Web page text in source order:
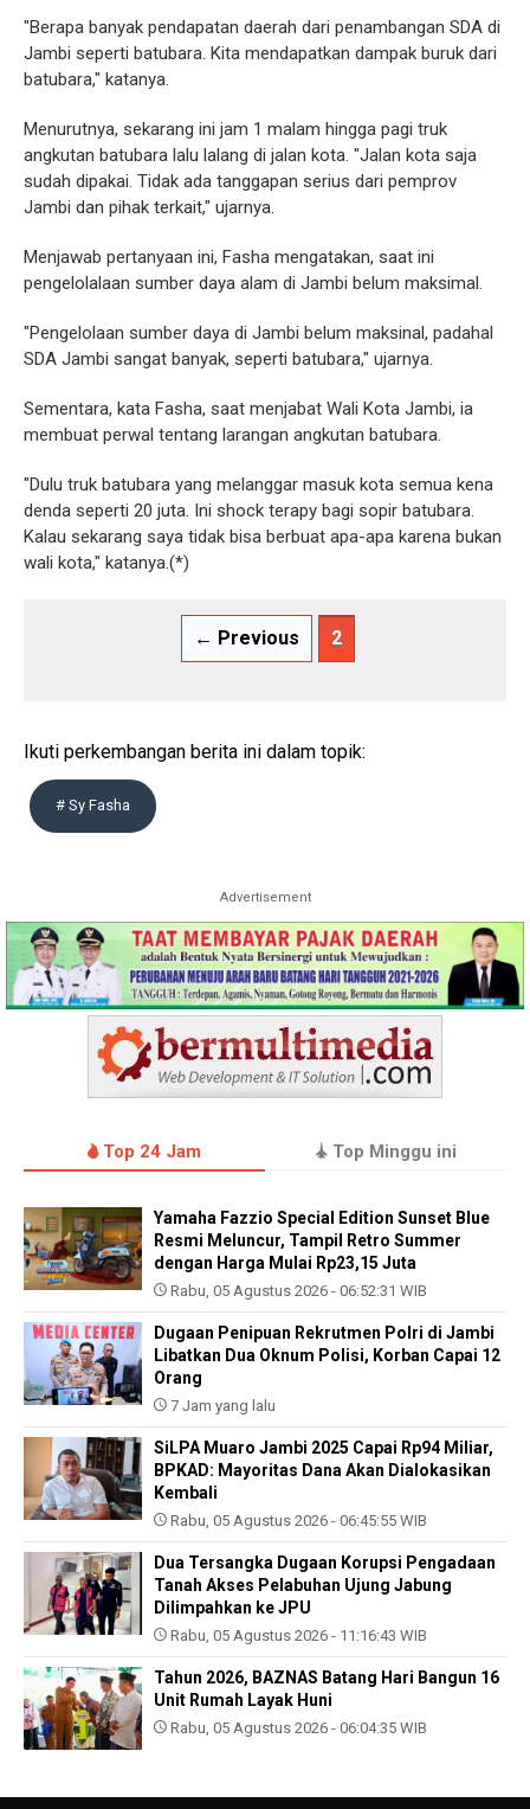
"Berapa banyak pendapatan daerah dari penambangan SDA di
Jambi seperti batubara. Kita mendapatkan dampak buruk dari
batubara," katanya.
Menurutnya, sekarang ini jam 1 malam hingga pagi truk
angkutan batubara lalu lalang di jalan kota. "Jalan kota saja
sudah dipakai. Tidak ada tanggapan serius dari pemprov
Jambi dan pihak terkait," ujarnya.
Menjawab pertanyaan ini, Fasha mengatakan, saat ini
pengelolalaan sumber daya alam di Jambi belum maksimal.
"Pengelolaan sumber daya di Jambi belum maksinal, padahal
SDA Jambi sangat banyak, seperti batubara," ujarnya.
Sementara, kata Fasha, saat menjabat Wali Kota Jambi, ia
membuat perwal tentang larangan angkutan batubara.
"Dulu truk batubara yang melanggar masuk kota semua kena
denda seperti 20 juta. Ini shock terapy bagi sopir batubara.
Kalau sekarang saya tidak bisa berbuat apa-apa karena bukan
wali kota," katanya.(*)
← Previous 2
Ikuti perkembangan berita ini dalam topik:
# Sy Fasha
Advertisement
Top 24 Jam Top Minggu ini
Yamaha Fazzio Special Edition Sunset Blue
Resmi Meluncur, Tampil Retro Summer
dengan Harga Mulai Rp23,15 Juta
Rabu, 05 Agustus 2026 - 06:52:31 WIB
Dugaan Penipuan Rekrutmen Polri di Jambi
Libatkan Dua Oknum Polisi, Korban Capai 12
Orang
7 Jam yang lalu
SiLPA Muaro Jambi 2025 Capai Rp94 Miliar,
BPKAD: Mayoritas Dana Akan Dialokasikan
Kembali
Rabu, 05 Agustus 2026 - 06:45:55 WIB
Dua Tersangka Dugaan Korupsi Pengadaan
Tanah Akses Pelabuhan Ujung Jabung
Dilimpahkan ke JPU
Rabu, 05 Agustus 2026 - 11:16:43 WIB
Tahun 2026, BAZNAS Batang Hari Bangun 16
Unit Rumah Layak Huni
Rabu, 05 Agustus 2026 - 06:04:35 WIB